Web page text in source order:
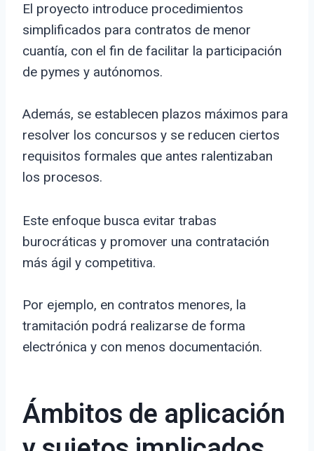
El proyecto introduce procedimientos
simplificados para contratos de menor
cuantía, con el fin de facilitar la participación
de pymes y autónomos.
Además, se establecen plazos máximos para
resolver los concursos y se reducen ciertos
requisitos formales que antes ralentizaban
los procesos.
Este enfoque busca evitar trabas
burocráticas y promover una contratación
más ágil y competitiva.
Por ejemplo, en contratos menores, la
tramitación podrá realizarse de forma
electrónica y con menos documentación.
Ámbitos de aplicación